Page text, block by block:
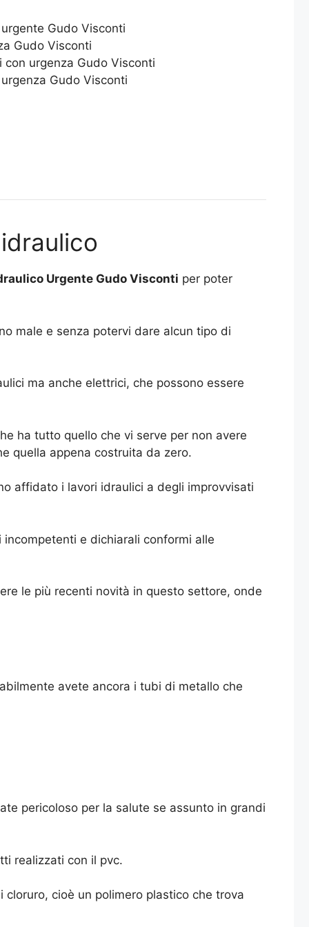
Gudo Visconti
Gudo Visconti
con urgenza Gudo Visconti
Gudo Visconti
Urgente Gudo Visconti per poter
male e senza potervi dare alcun tipo di
ma anche elettrici, che possono essere
ha tutto quello che vi serve per non avere
quella appena costruita da zero.
affidato i lavori idraulici a degli improvvisati
e dichiarali conformi alle
le più recenti novità in questo settore, onde
avete ancora i tubi di metallo che
pericoloso per la salute se assunto in grandi
realizzati con il pvc.
cioè un polimero plastico che trova